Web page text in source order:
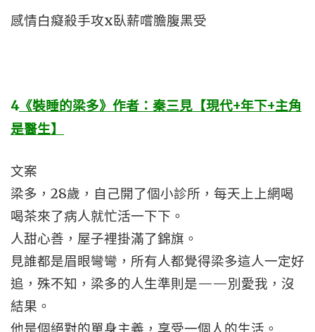
感情白癡殺手攻x臥薪嚐膽腹黑受
4《裝睡的梁多》作者：秦三見【現代+年下+主角
是醫生】
文案
梁多，28歲，自己開了個小診所，每天上上網喝
喝茶來了病人就忙活一下下。
人甜心善，屋子裡掛滿了錦旗。
見誰都是眉眼彎彎，所有人都覺得梁多這人一定好
追，殊不知，梁多的人生準則是——別愛我，沒
結果。